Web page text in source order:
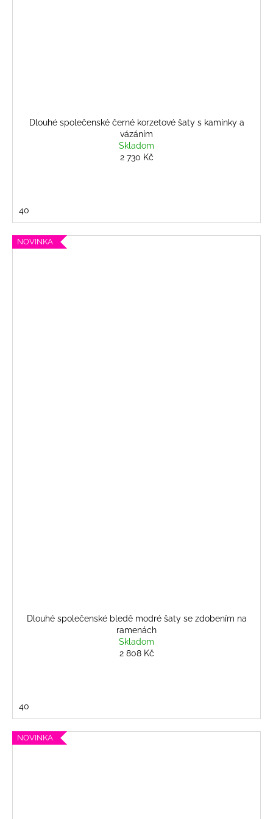
Dlouhé společenské černé korzetové šaty s kamínky a
vázáním
Skladom
2 730 Kč
40
NOVINKA
Dlouhé společenské bledě modré šaty se zdobením na
ramenách
Skladom
2 808 Kč
40
NOVINKA